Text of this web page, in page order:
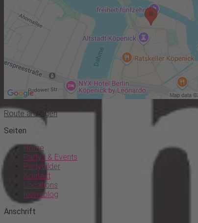
Route anzeigen
Seiten
Home
Partys & Events
Partybilder
Kontakt
Locations
Newsblog
Anschrift